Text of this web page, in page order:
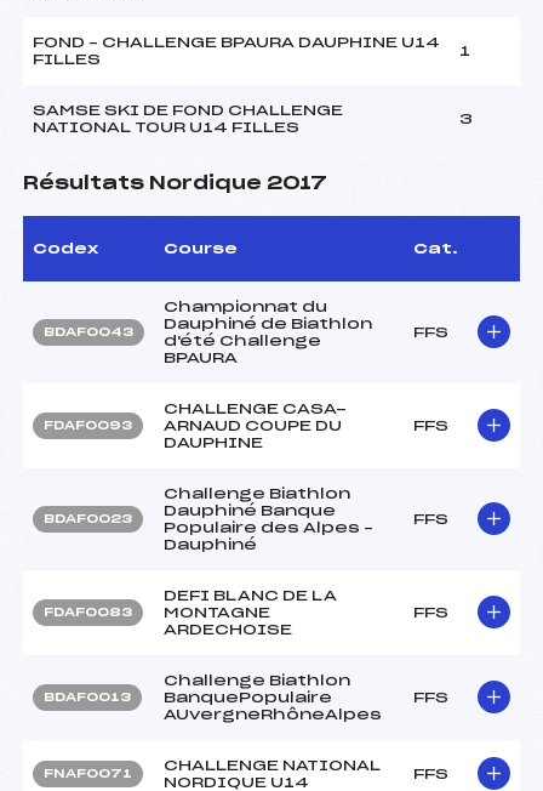
FOND – CHALLENGE BPAURA DAUPHINE U14
FILLES
1
SAMSE SKI DE FOND CHALLENGE
NATIONAL TOUR U14 FILLES
3
Résultats Nordique 2017
Codex Course Cat.
BDAF0043
Championnat du
Dauphiné de Biathlon
d'été Challenge
BPAURA
FFS
FDAF0093
CHALLENGE CASA-
ARNAUD COUPE DU
DAUPHINE
FFS
BDAF0023
Challenge Biathlon
Dauphiné Banque
Populaire des Alpes –
Dauphiné
FFS
FDAF0083
DEFI BLANC DE LA
MONTAGNE
ARDECHOISE
FFS
BDAF0013
Challenge Biathlon
BanquePopulaire
AUvergneRhôneAlpes
FFS
FNAF0071
CHALLENGE NATIONAL
NORDIQUE U14
FFS